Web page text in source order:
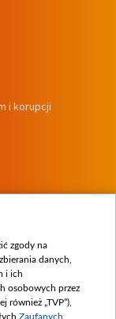
i korupcji
zgody na
danych,
i ich
osobowych przez
również „TVP”),
Zaufanych